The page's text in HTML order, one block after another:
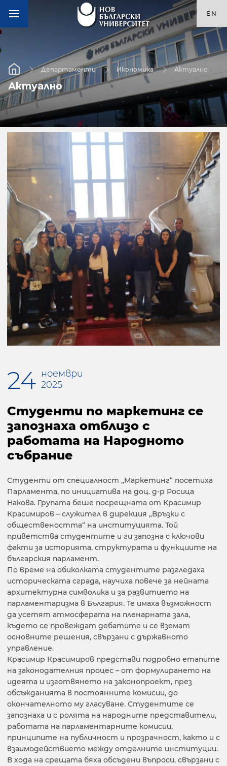
EN
Департаменти Икономика Актуално
Актуално
24 ноември
2025
Студенти по маркетинг се
запознаха отблизо с
работата на Народното
събрание
Студенти от специалност „Маркетинг“ посетиха
Парламента, по инициатива на доц. д-р Росица
Накова. Групата беше посрещната от Красимир
Красимиров – служител в дирекция „Връзки с
обществеността“ на институцията. Той
приветства студентите и ги запозна с ключови
факти за историята, структурата и функциите на
българския парламент.
По време на обиколката студентите разгледаха
историческата сграда, научиха повече за нейната
архитектурна символика и за развитието на
парламентаризма в България. Те имаха възможност
да усетят атмосферата на пленарната зала,
където се провеждат дебатите и се вземат
основните решения, свързани с държавното
управление.
Красимир Красимиров представи подробно етапите
на законодателния процес – от формулирането на
идеята и изготвянето на законопроект, през
обсъжданията в постоянните комисии, до
окончателното му гласуване. Студентите се
запознаха и с ролята на народните представители,
работата на парламентарните комисии,
принципите на публичност и прозрачност, както и с
взаимодействието между отделните институции.
В хода на срещата бяха обсъдени въпроси, свързани с